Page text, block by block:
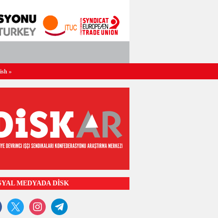
»
MEDYADA DİSK
x instagramtelegram